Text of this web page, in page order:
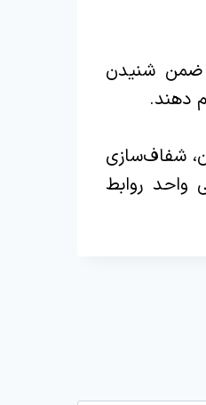
ضمن شنیدن
دهند.
شفاف‌سازی
واحد روابط